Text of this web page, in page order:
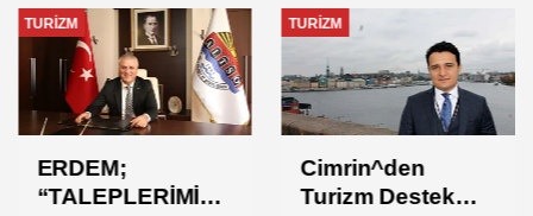
TURİZM
ERDEM;
“TALEPLERİMİZİ
TURİZM
Cimrin^den
Turizm Destek